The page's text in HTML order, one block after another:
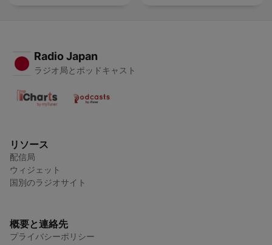
Radio Japan
ラジオ局とポッドキャスト
リソース
配信局
ウィジェット
国別のラジオサイト
概要と連絡先
プライバシーポリシー